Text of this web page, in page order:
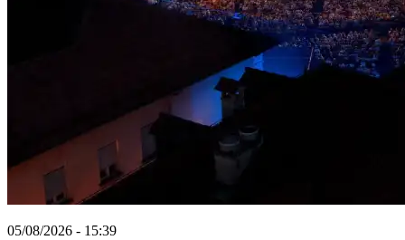
05/08/2026 - 15:39